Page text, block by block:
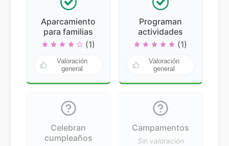
Aparcamiento
para familias
(1)
Valoración
general
Programan
actividades
(1)
Valoración
general
Celebran
cumpleaños
Campamentos
Sin valoración